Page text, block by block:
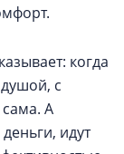
когда
с
А
идут